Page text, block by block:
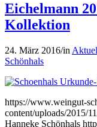
Eichelmann
Kollektion
24. März 2016/in
Schönhals
https://www.weingut-
content/uploads/2015/
Hanneke Schönhals